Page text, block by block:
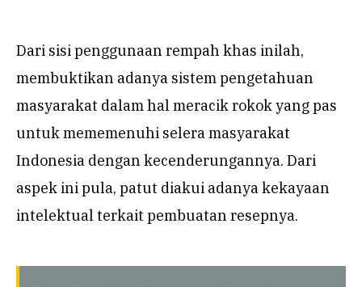
Dari sisi penggunaan rempah khas inilah,
membuktikan adanya sistem pengetahuan
masyarakat dalam hal meracik rokok yang pas
untuk mememenuhi selera masyarakat
Indonesia dengan kecenderungannya. Dari
aspek ini pula, patut diakui adanya kekayaan
intelektual terkait pembuatan resepnya.